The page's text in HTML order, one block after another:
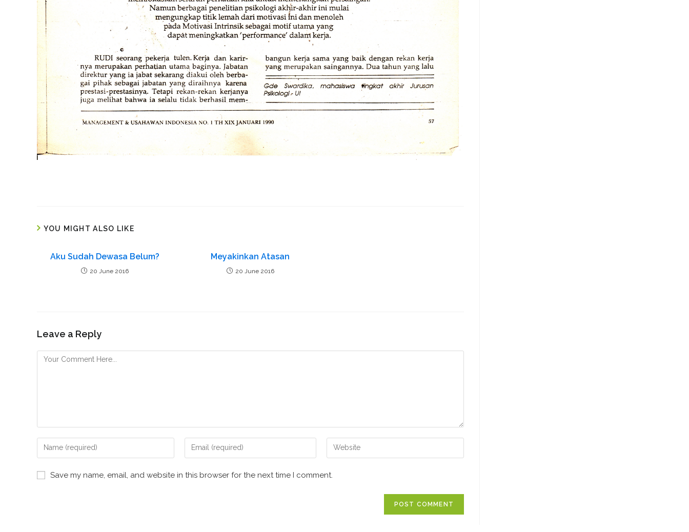
YOU MIGHT ALSO LIKE
Aku Sudah Dewasa Belum?
20 June 2016
Meyakinkan Atasan
20 June 2016
Leave a Reply
Save my name, email, and website in this browser for the next time I comment.